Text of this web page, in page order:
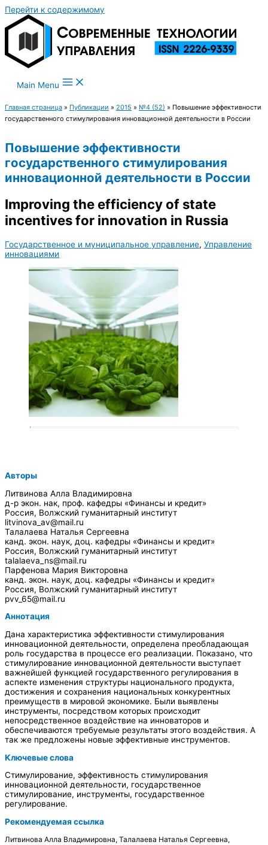
Перейти к содержимому
Main Menu
Главная страница » Публикации » 2015 » №4 (52) » Повышение эффективности
государственного стимулирования инновационной деятельности в России
Повышение эффективности
государственного стимулирования
инновационной деятельности в России
Improving the efficiency of state
incentives for innovation in Russia
Государственное и муниципальное управление, Управление
инновациями
Авторы
Литвинова Алла Владимировна
д-р экон. нак, проф. кафедры «Финансы и кредит»
Россия, Волжский гуманитарный институт
litvinova_av@mail.ru
Талалаева Наталья Сергеевна
канд. экон. наук, доц. кафедры «Финансы и кредит»
Россия, Волжский гуманитарный институт
talalaeva_ns@mail.ru
Парфенова Мария Викторовна
канд. экон. наук, доц. кафедры «Финансы и кредит»
Россия, Волжский гуманитарный институт
pvv_65@mail.ru
Аннотация
Дана характеристика эффективности стимулирования
инновационной деятельности, определена преобладающая
роль государства в процессе его реализации. Показано, что
стимулирование инновационной деятельности выступает
важнейшей функцией государственного регулирования в
аспекте изменения структуры национального продукта,
достижения и сохранения национальных конкурентных
преимуществ в мировой экономике. Были выявлены
инструменты, посредством которых происходит
непосредственное воздействие на инноваторов и
обеспечиваются требуемые результаты этого воздействия. А
так же предложены новые эффективные инструментов.
Ключевые слова
Стимулирование, эффективность стимулирования
инновационной деятельности, государственное
стимулирование, инструменты, государственное
регулирование.
Рекомендуемая ссылка
Литвинова Алла Владимировна, Талалаева Наталья Сергеевна,